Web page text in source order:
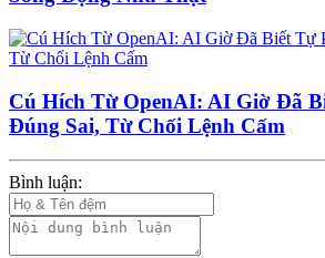
Cú Hích Từ OpenAI: AI Giờ Đã
Đúng Sai, Từ Chối Lệnh Cấm
Bình luận: